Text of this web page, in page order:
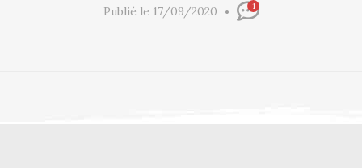
Publié le 17/09/2020 1